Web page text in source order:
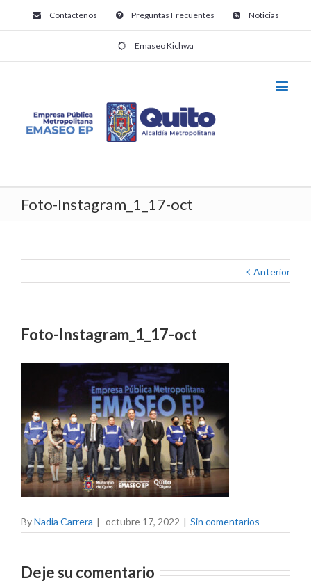
Contáctenos Preguntas Frecuentes Noticias
Emaseo Kichwa
Foto-Instagram_1_17-oct
Anterior
Foto-Instagram_1_17-oct
ByNadia Carrera | octubre 17, 2022 | Sin comentarios
Deje su comentario